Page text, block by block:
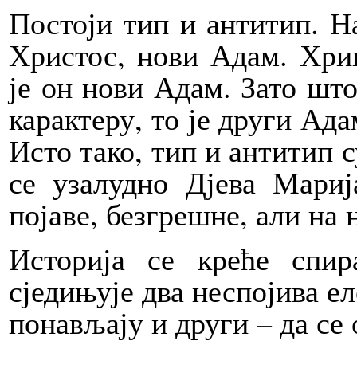
Постоји тип и антитип.
Христос, нови Адам.
је он нови Адам. Зато
карактеру, то је други
Исто тако, тип и антитип
се узалудно Дјева
појаве, безгрешне, али
Историја се креће
сједињује два неспојива
понављају и други – да